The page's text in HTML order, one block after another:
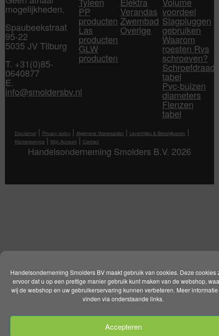
Handelsonderneming Smolders BV maakt gebruik van cookies. Deze cookies
ervoor dat u op een prettige manier gebruik kunt maken van de webshop,
wij de webshop en uw gebruikerservaring kunnen verbeteren. Meer
vinden via onderstaande links.
Accepteren
mogelijkheden.
Spaubeekstraat
95-22
5035 JV Tilburg
T. +31(0)85-
0640877
E.
info@smoldersbv.nl
PP
producten
Las
producten
GLW
producten
Verandas
Zwembad
Overige
voordeel
Slagpluggen
gebruiken
Waarom
roesten Rvs
schroeven?
Schroefdraad
tabel
Pvc-buizen
diameters
Flenzen
tabel
Disclaimer | Privacy policy | Algemene Voorwaarden | Levertijden & Bezorgkosten |
Klantenservice | Mijn Account | Contact
Handelsonderneming Smolders B.V. 2026